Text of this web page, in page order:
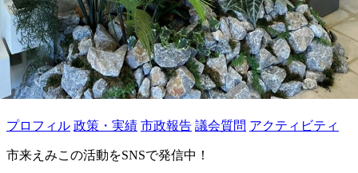
プロフィル 政策・実績 市政報告 議会質問 アクティビティ
市来えみこの活動をSNSで発信中！